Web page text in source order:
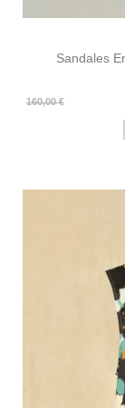
Sandales
160,00 €
Prix
Prix